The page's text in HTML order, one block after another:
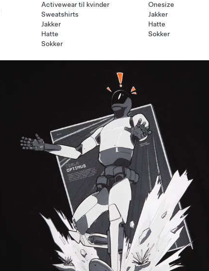
Activewear til kvinder
Sweatshirts
Jakker
Hatte
Sokker
Onesize
Jakker
Hatte
Sokker